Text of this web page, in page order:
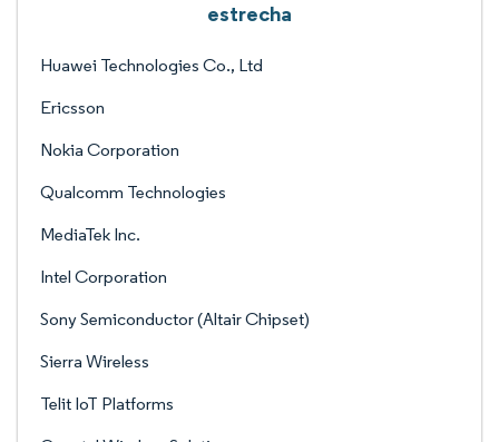
estrecha
Huawei Technologies Co., Ltd
Ericsson
Nokia Corporation
Qualcomm Technologies
MediaTek Inc.
Intel Corporation
Sony Semiconductor (Altair Chipset)
Sierra Wireless
Telit IoT Platforms